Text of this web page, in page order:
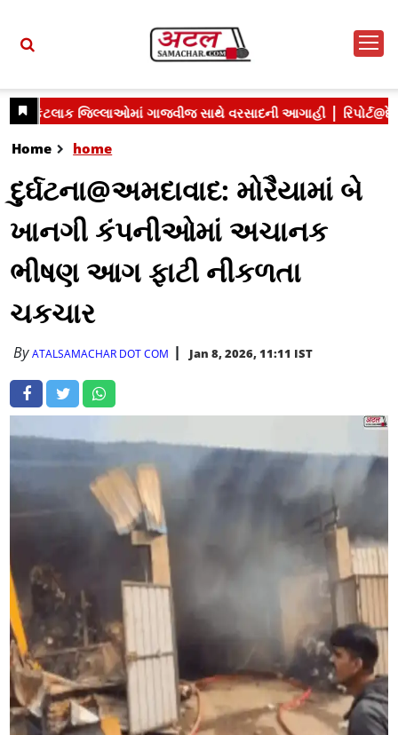
Home home
દુર્ઘટના@અમદાવાદ: મોરૈયામાં બે
ખાનગી કંપનીઓમાં અચાનક
ભીષણ આગ ફાટી નીકળતા
ચકચાર
ByATALSAMACHAR DOT COM Jan 8, 2026, 11:11 IST